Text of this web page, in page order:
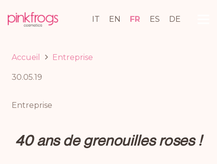
IT EN FR ES DE
Accueil Entreprise
30.05.19
Entreprise
40 ans de grenouilles roses !